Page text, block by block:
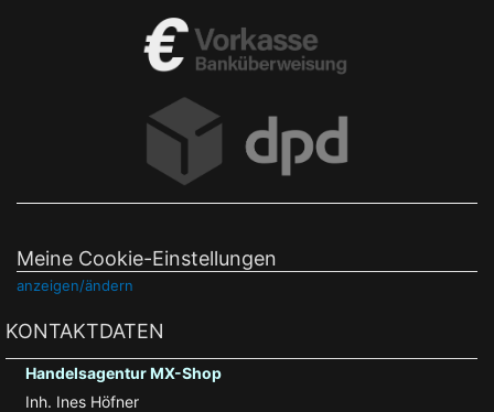
Meine Cookie-Einstellungen
anzeigen/ändern
KONTAKTDATEN
Handelsagentur MX-Shop
Inh. Ines Höfner